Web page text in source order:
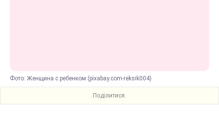
Фото: Женщина с ребенком (pixabay.com-reksik004)
Поділитися: